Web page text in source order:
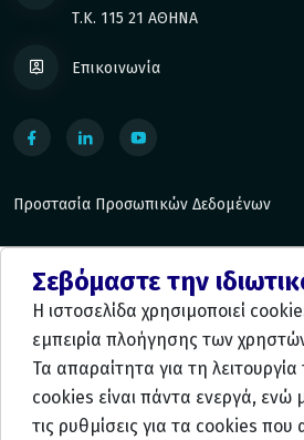
Τ.Κ. 115 21 ΑΘΗΝΑ
Επικοινωνία
Προστασία Προσωπικών Δεδομένων
Κατασκευή και
Σεβόμαστε την
Η ιστοσελίδα χρησιμοποιεί
εμπειρία πλοήγησης των
Τα απαραίτητα για τη
cookies είναι πάντα ενεργά, ενώ
τις ρυθμίσεις για τα cookies